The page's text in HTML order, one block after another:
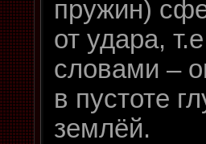
пружин)
от удара,
словами –
в пустоте
землёй.